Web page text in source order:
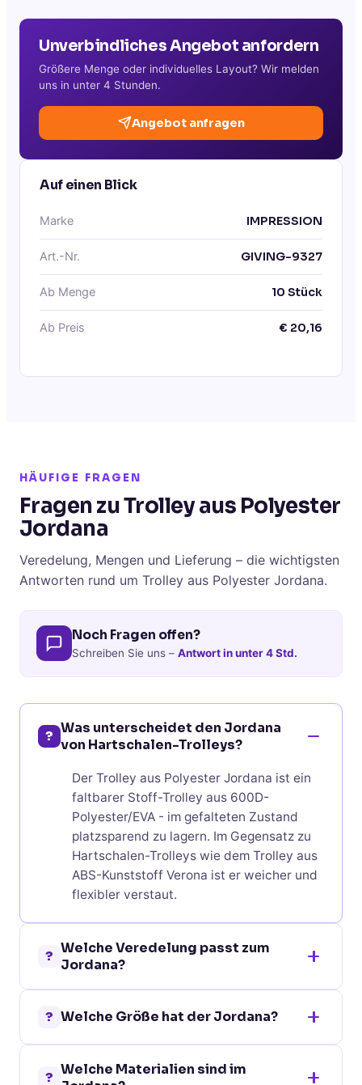
Unverbindliches Angebot anfordern
Größere Menge oder individuelles Layout? Wir melden
uns in unter 4 Stunden.
Angebot anfragen
Auf einen Blick
Marke IMPRESSION
Art.-Nr. GIVING-9327
Ab Menge 10 Stück
Ab Preis € 20,16
HÄUFIGE FRAGEN
Fragen zu Trolley aus Polyester
Jordana
Veredelung, Mengen und Lieferung – die wichtigsten
Antworten rund um Trolley aus Polyester Jordana.
Noch Fragen offen?
Schreiben Sie uns – Antwort in unter 4 Std.
? Was unterscheidet den Jordana
von Hartschalen-Trolleys?
Der Trolley aus Polyester Jordana ist ein
faltbarer Stoff-Trolley aus 600D-
Polyester/EVA - im gefalteten Zustand
platzsparend zu lagern. Im Gegensatz zu
Hartschalen-Trolleys wie dem Trolley aus
ABS-Kunststoff Verona ist er weicher und
flexibler verstaut.
? Welche Veredelung passt zum
Jordana?
Digitaltransfer in drei Größen (100 x 100
150 mm) mit 1 Farbe für klassische
? Welche Größe hat der Jordana?
Gewicht - kompakter und leichter als
? Welche Materialien sind im